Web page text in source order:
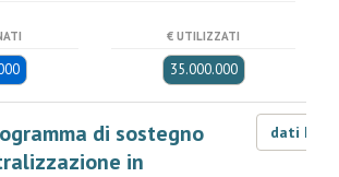
€ UTILIZZATI
35.000.000
di sostegno
in
dati LOD